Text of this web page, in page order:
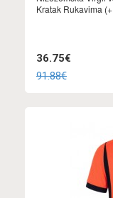
Kratak Rukavima
36.75€
91.88€